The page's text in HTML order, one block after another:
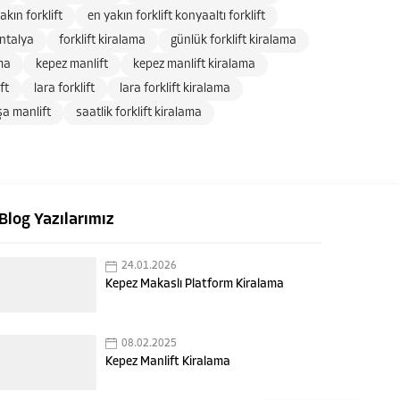
forklift
en yakın forklift konyaaltı forklift
forklift kiralama
günlük forklift kiralama
kepez manlift
kepez manlift kiralama
lara forklift
lara forklift kiralama
manlift
saatlik forklift kiralama
Blog Yazılarımız
24.01.2026
Kepez Makaslı Platform Kiralama
08.02.2025
Kepez Manlift Kiralama